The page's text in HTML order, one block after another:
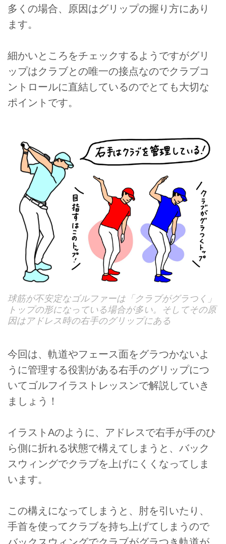
多くの場合、原因はグリップの握り方にあり
ます。
細かいところをチェックするようですがグリ
ップはクラブとの唯一の接点なのでクラブコ
ントロールに直結しているのでとても大切な
ポイントです。
球筋が不安定なゴルファーは「クラブがグラつく」
トップの形になっている場合が多い。そしてその原
因はアドレス時の右手のグリップにある
今回は、軌道やフェース面をグラつかないよ
うに管理する役割がある右手のグリップにつ
いてゴルフイラストレッスンで解説していき
ましょう！
イラストAのように、アドレスで右手が手のひ
ら側に折れる状態で構えてしまうと、バック
スウィングでクラブを上げにくくなってしま
います。
この構えになってしまうと、肘を引いたり、
手首を使ってクラブを持ち上げてしまうので